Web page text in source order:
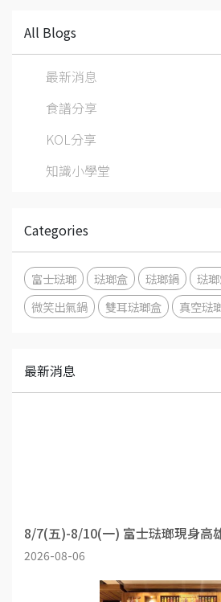
All Blogs
最新消息
食譜分享
KOL分享
知識小學堂
Categories
富士琺瑯 琺瑯盒 琺瑯鍋 琺
微笑出氣鍋
雙耳琺瑯盒 真空琺
最新消息
8/7(五)-8/10(一) 富士琺瑯現身高
2026-08-06